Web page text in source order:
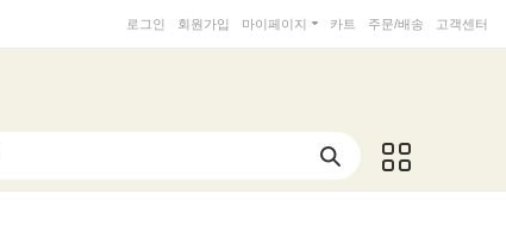
로그인 회원가입 마이페이지 카트 주문/배송 고객센터